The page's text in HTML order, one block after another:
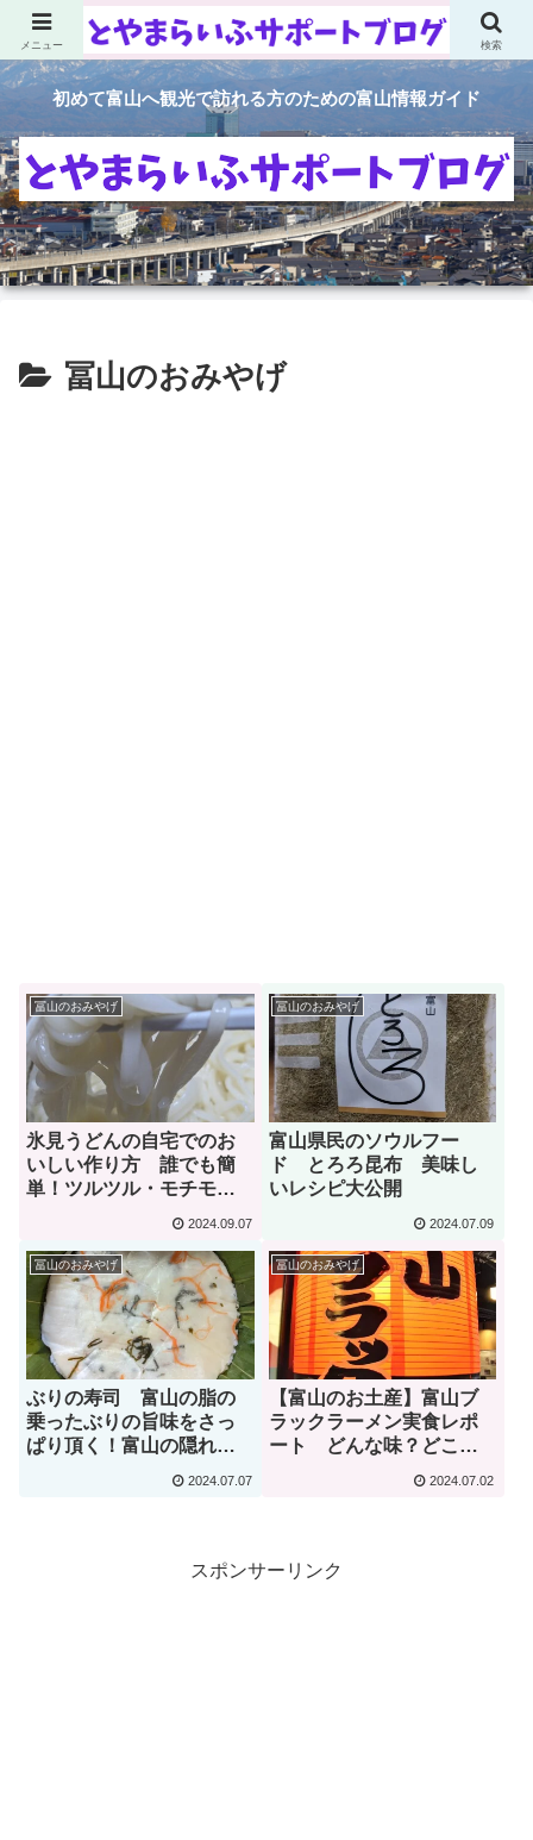
初めて富山へ観光で訪れる方のための富山情報ガイド
冨山のおみやげ
冨山のおみやげ
氷見うどんの自宅でのお
いしい作り方 誰でも簡
単！ツルツル・モチモ
2024.09.07
冨山のおみやげ
富山県民のソウルフー
ド とろろ昆布 美味し
いレシピ大公開
2024.07.09
冨山のおみやげ
ぶりの寿司 富山の脂の
乗ったぶりの旨味をさっ
ぱり頂く！富山の隠れた
2024.07.07
冨山のおみやげ
【富山のお土産】富山ブ
ラックラーメン実食レポ
ート どんな味？どこで
2024.07.02
スポンサーリンク
メニュー 検索